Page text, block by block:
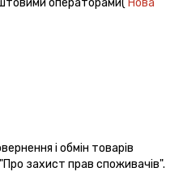
і обмін товарів
захист прав споживачів".